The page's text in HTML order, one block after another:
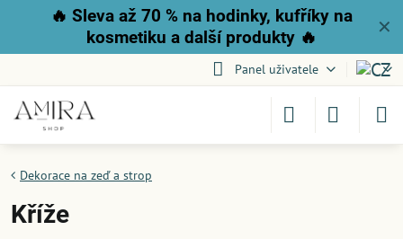
✕
🔥 Sleva až 70 % na hodinky, kufříky na
kosmetiku a další produkty 🔥
Panel uživatele
Dekorace na zeď a strop
Kříže